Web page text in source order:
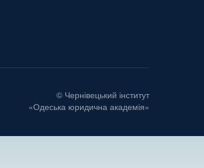
© Чернівецький інститут
«Одеська юридична академія»